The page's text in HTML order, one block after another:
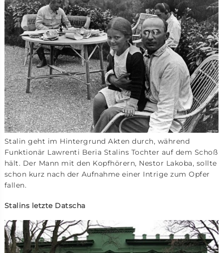
Stalin geht im Hintergrund Akten durch, während
Funktionär Lawrenti Beria Stalins Tochter auf dem Schoß
hält. Der Mann mit den Kopfhörern, Nestor Lakoba, sollte
schon kurz nach der Aufnahme einer Intrige zum Opfer
fallen.
Stalins letzte Datscha